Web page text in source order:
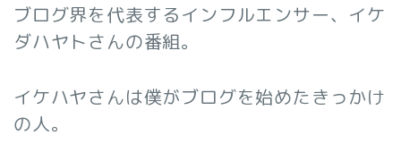
ブログ界を代表するインフルエンサー、イケ
ダハヤトさんの番組。
イケハヤさんは僕がブログを始めたきっかけ
の人。